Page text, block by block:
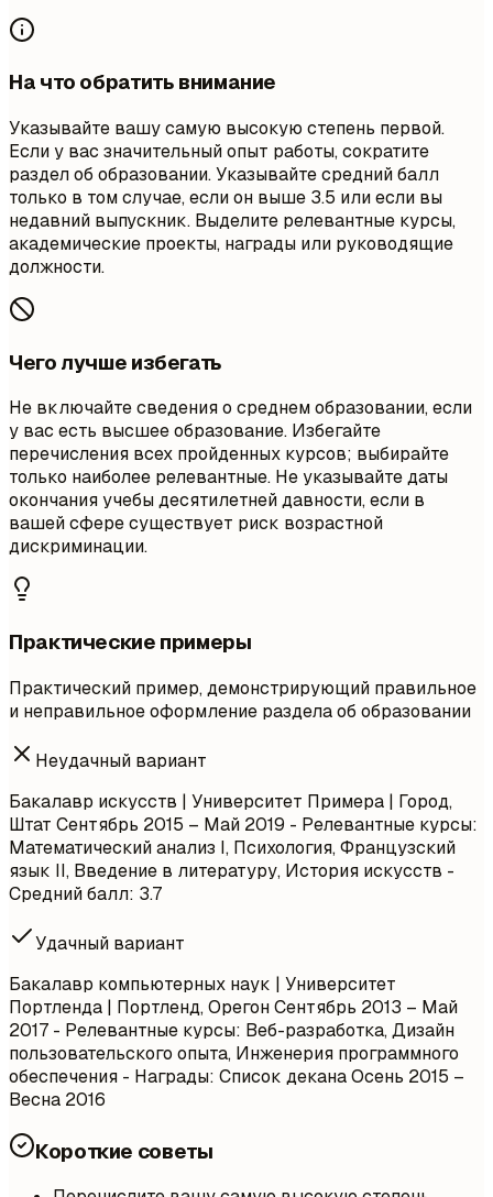
На что обратить внимание
Указывайте вашу самую высокую степень первой.
Если у вас значительный опыт работы, сократите
раздел об образовании. Указывайте средний балл
только в том случае, если он выше 3.5 или если вы
недавний выпускник. Выделите релевантные курсы,
академические проекты, награды или руководящие
должности.
Чего лучше избегать
Не включайте сведения о среднем образовании, если
у вас есть высшее образование. Избегайте
перечисления всех пройденных курсов; выбирайте
только наиболее релевантные. Не указывайте даты
окончания учебы десятилетней давности, если в
вашей сфере существует риск возрастной
дискриминации.
Практические примеры
Практический пример, демонстрирующий правильное
и неправильное оформление раздела об образовании
Неудачный вариант
Бакалавр искусств | Университет Примера | Город,
Штат Сентябрь 2015 – Май 2019 - Релевантные курсы:
Математический анализ I, Психология, Французский
язык II, Введение в литературу, История искусств -
Средний балл: 3.7
Удачный вариант
Бакалавр компьютерных наук | Университет
Портленда | Портленд, ОрегонСентябрь 2013 – Май
2017 - Релевантные курсы: Веб-разработка, Дизайн
пользовательского опыта, Инженерия программного
обеспечения - Награды: Список декана Осень 2015 –
Весна 2016
Короткие советы